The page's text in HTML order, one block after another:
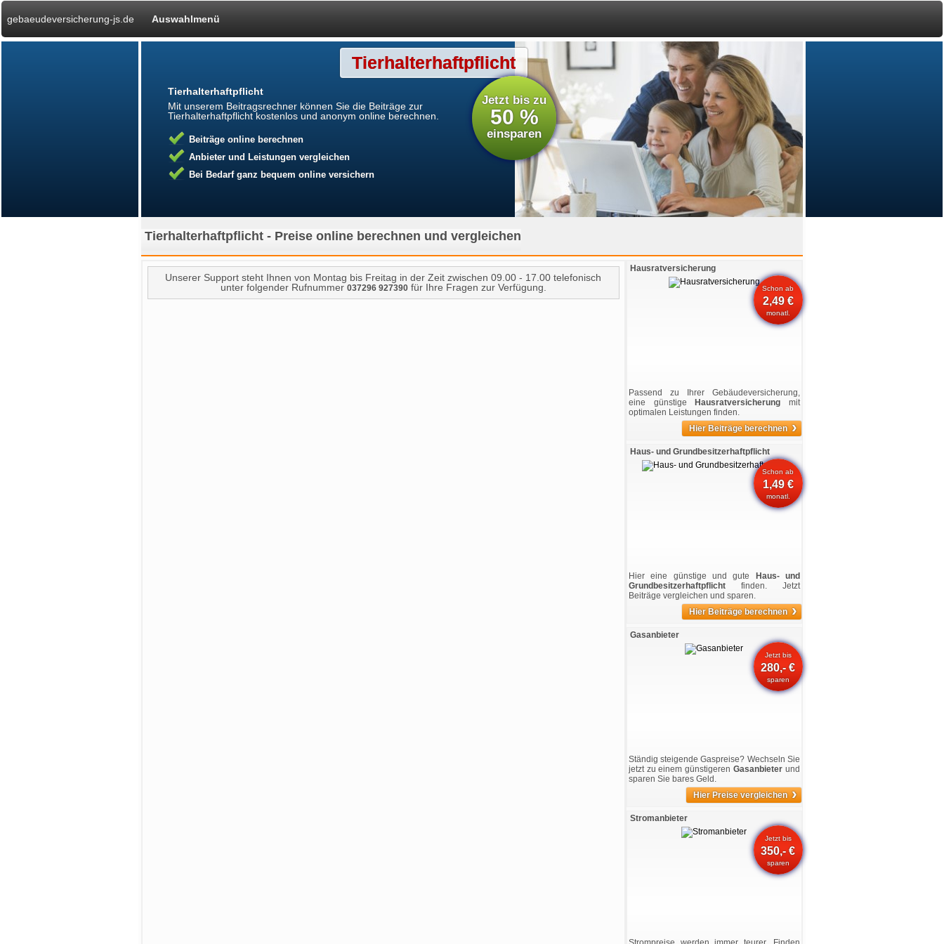
gebaeudeversicherung-js.de Auswahlmenü
Tierhalterhaftpflicht
Mit unserem Beitragsrechner können Sie die Beiträge zur
Tierhalterhaftpflicht kostenlos und anonym online berechnen.
Beiträge online berechnen
Anbieter und Leistungen vergleichen
Bei Bedarf ganz bequem online versichern
Jetzt bis zu
50 %
einsparen
Tierhalterhaftpflicht
Tierhalterhaftpflicht - Preise online berechnen und vergleichen
Unserer Support steht Ihnen von Montag bis Freitag in der Zeit zwischen 09.00 - 17.00 telefonisch
unter folgender Rufnummer 037296 927390für Ihre Fragen zur Verfügung.
Hausratversicherung
Schon ab
2,49 €
monatl.
Passend zu Ihrer Gebäudeversicherung,
eine günstige
Hausratversicherung mit
optimalen Leistungen finden.
Hier Beiträge berechnen ›
Haus- und Grundbesitzerhaftpflicht
Schon ab
1,49 €
monatl.
Hier eine günstige und gute
Haus- und
Grundbesitzerhaftpflichtfinden. Jetzt
Beiträge vergleichen und sparen.
Hier Beiträge berechnen ›
Gasanbieter
Jetzt bis
280,- €
sparen
Ständig steigende Gaspreise? Wechseln Sie
jetzt zu einem günstigerenGasanbieter und
sparen Sie bares Geld.
Hier Preise vergleichen ›
Stromanbieter
Jetzt bis
350,- €
sparen